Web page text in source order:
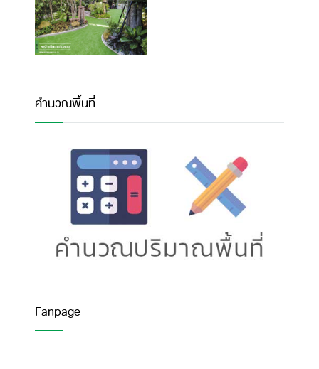
คำนวณพื้นที่
Fanpage